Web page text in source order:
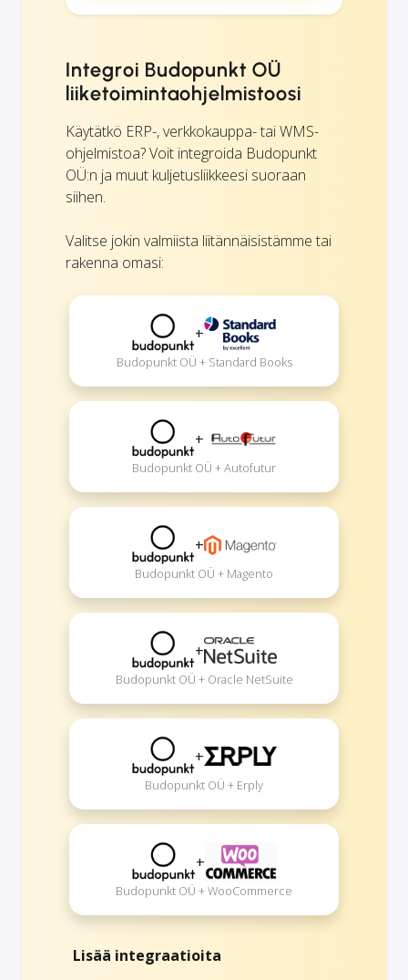
Integroi Budopunkt OÜ
liiketoimintaohjelmistoosi
Käytätkö ERP-, verkkokauppa- tai WMS-
ohjelmistoa? Voit integroida Budopunkt
OÜ:n ja muut kuljetusliikkeesi suoraan
siihen.
Valitse jokin valmiista liitännäisistämme tai
rakenna omasi:
+
Budopunkt OÜ + Standard Books
+
Budopunkt OÜ + Autofutur
+
Budopunkt OÜ + Magento
+
Budopunkt OÜ + Oracle NetSuite
+
Budopunkt OÜ + Erply
+
Budopunkt OÜ + WooCommerce
Lisää integraatioita